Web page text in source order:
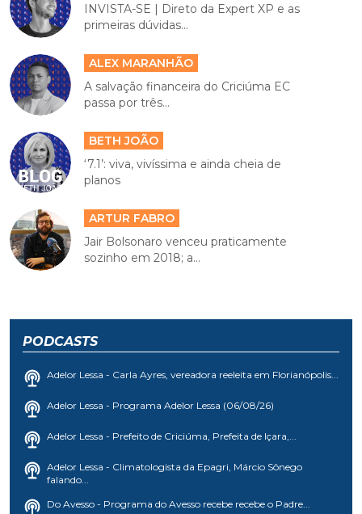
INVISTA-SE | Direto da Expert XP e as
primeiras dúvidas...
ALEX MARANHÃO
A salvação financeira do Criciúma EC
passa por três...
BETH JOÃO
‘7.1’: viva, vivíssima e ainda cheia de
planos
ARTUR FABRO
Jair Bolsonaro venceu praticamente
sozinho em 2018; a...
PODCASTS
Adelor Lessa - Carla Ayres, vereadora reeleita em Florianópolis...
Adelor Lessa - Programa Adelor Lessa (06/08/26)
Adelor Lessa - Prefeito de Criciúma, Prefeita de Içara,...
Adelor Lessa - Climatologista da Epagri, Márcio Sônego
falando...
Do Avesso - Programa do Avesso recebe recebe o Padre...